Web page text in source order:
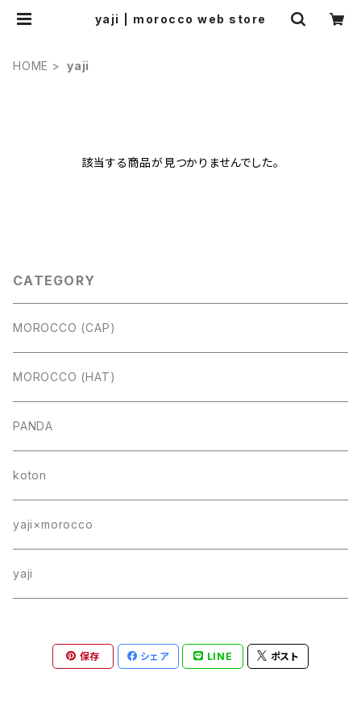
yaji | morocco web store
HOME yaji
該当する商品が見つかりませんでした。
CATEGORY
MOROCCO (CAP)
MOROCCO (HAT)
PANDA
koton
yaji×morocco
yaji
保存 シェア LINE ポスト